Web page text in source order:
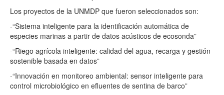
Los proyectos de la UNMDP que fueron seleccionados son:
-“Sistema inteligente para la identificación automática de
especies marinas a partir de datos acústicos de ecosonda”
-“Riego agrícola inteligente: calidad del agua, recarga y gestión
sostenible basada en datos”
-“Innovación en monitoreo ambiental: sensor inteligente para
control microbiológico en efluentes de sentina de barco”